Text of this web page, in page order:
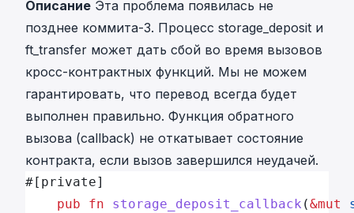
Описание Эта проблема появилась не
позднее коммита-3. Процесс storage_deposit и
ft_transfer может дать сбой во время вызовов
кросс-контрактных функций. Мы не можем
гарантировать, что перевод всегда будет
выполнен правильно. Функция обратного
вызова (callback) не откатывает состояние
контракта, если вызов завершился неудачей.
#[private]
    pub
fn storage_deposit_callback (&mut